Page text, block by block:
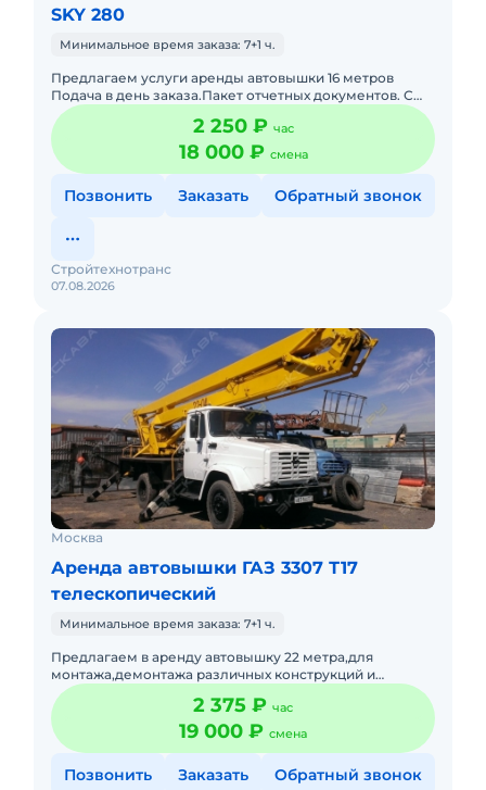
SKY 280
Минимальное время заказа: 7+1 ч.
Предлагаем услуги аренды автовышки 16 метров
Подача в день заказа.Пакет отчетных документов. С
оператором.Топливо включено в
стоимость.Долгосрочная аренда. Крат
2 250 ₽ час
18 000 ₽ смена
Позвонить Заказать Обратный звонок
07.08.2026
Стройтехнотранс
Москва
Аренда автовышки ГАЗ 3307 Т17
телескопический
Минимальное время заказа: 7+1 ч.
Предлагаем в аренду автовышку 22 метра,для
монтажа,демонтажа различных конструкций и
т.д.Подача в день заказа. Пакет отчетных документов.С
оператором.Топливо вк2 375 ₽ час
19 000 ₽ смена
Позвонить Заказать Обратный звонок